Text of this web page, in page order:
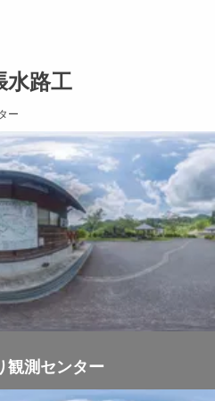
bymoving
shot.
on
水路工
ー
観測センター